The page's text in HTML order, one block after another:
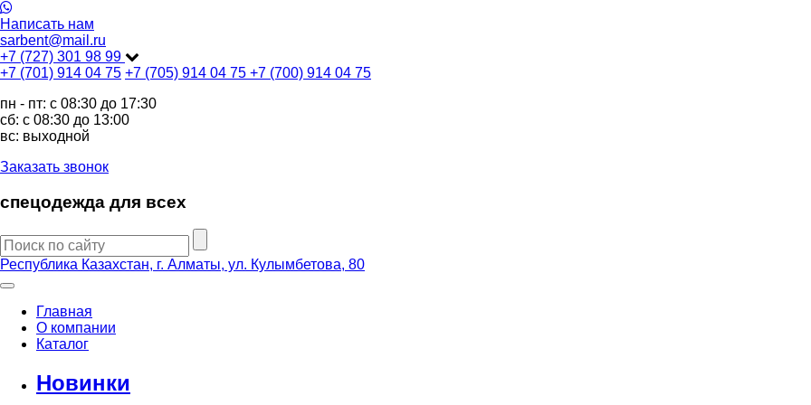
Написать нам
sarbent@mail.ru
+7 (727) 301 98 99
+7 (701) 914 04 75 +7 (705) 914 04 75 +7 (700) 914 04 75
пн - пт: c 08:30 до 17:30
сб: c 08:30 до 13:00
вс: выходной
Заказать звонок
спецодежда для всех
Республика Казахстан, г. Алматы, ул. Кулымбетова, 80
Главная
О компании
Каталог
Новинки